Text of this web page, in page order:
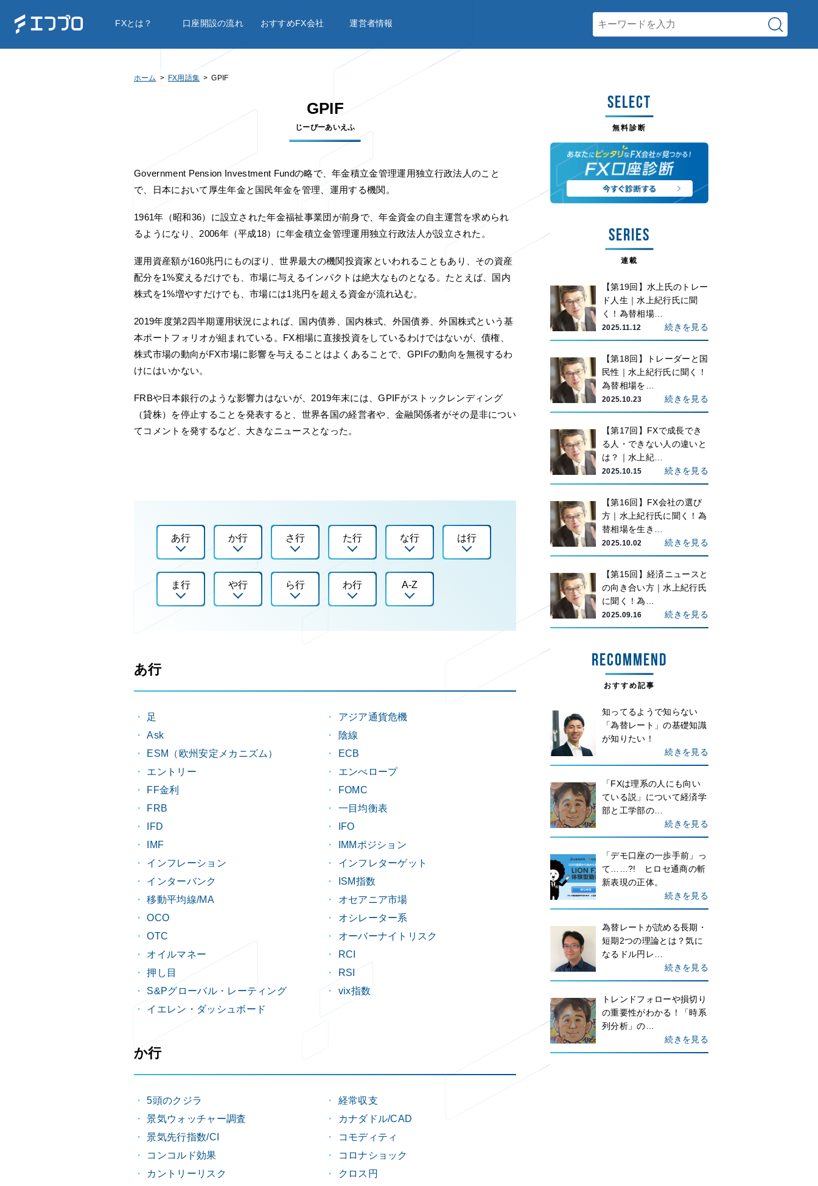
FXとは？ 口座開設の流れ おすすめFX会社 運営者情報
ホーム FX用語集 GPIF
GPIF
じーぴーあいえふ
Government Pension Investment Fundの略で、年金積立金管理運用独立行政法人のこと
で、日本において厚生年金と国民年金を管理、運用する機関。
1961年（昭和36）に設立された年金福祉事業団が前身で、年金資金の自主運営を求められ
るようになり、2006年（平成18）に年金積立金管理運用独立行政法人が設立された。
運用資産額が160兆円にものぼり、世界最大の機関投資家といわれることもあり、その資産
配分を1%変えるだけでも、市場に与えるインパクトは絶大なものとなる。たとえば、国内
株式を1%増やすだけでも、市場には1兆円を超える資金が流れ込む。
2019年度第2四半期運用状況によれば、国内債券、国内株式、外国債券、外国株式という基
本ポートフォリオが組まれている。FX相場に直接投資をしているわけではないが、債権、
株式市場の動向がFX市場に影響を与えることはよくあることで、GPIFの動向を無視するわ
けにはいかない。
FRBや日本銀行のような影響力はないが、2019年末には、GPIFがストックレンディング
（貸株）を停止することを発表すると、世界各国の経営者や、金融関係者がその是非につい
てコメントを発するなど、大きなニュースとなった。
あ行 か行 さ行 た行 な行 は行
ま行 や行 ら行 わ行 A-Z
あ行
足
アジア通貨危機
Ask
陰線
ESM（欧州安定メカニズム）
ECB
エントリー
エンべロープ
FF金利
FOMC
FRB
一目均衡表
IFD
IFO
IMF
IMMポジション
インフレーション
インフレターゲット
インターバンク
ISM指数
移動平均線/MA
オセアニア市場
OCO
オシレーター系
OTC
オーバーナイトリスク
オイルマネー
RCI
押し目
RSI
S&Pグローバル・レーティング
vix指数
イエレン・ダッシュボード
か行
5頭のクジラ
経常収支
景気ウォッチャー調査
カナダドル/CAD
景気先行指数/CI
コモディティ
コンコルド効果
コロナショック
カントリーリスク
クロス円
SELECT
無料診断
SERIES
連載
【第19回】水上氏のトレー
ド人生｜水上紀行氏に聞
く！為替相場…
2025.11.12 続きを見る
【第18回】トレーダーと国
民性｜水上紀行氏に聞く！
為替相場を…
2025.10.23 続きを見る
【第17回】FXで成長でき
る人・できない人の違いと
は？｜水上紀…
2025.10.15 続きを見る
【第16回】FX会社の選び
方｜水上紀行氏に聞く！為
替相場を生き…
2025.10.02 続きを見る
【第15回】経済ニュースと
の向き合い方｜水上紀行氏
に聞く！為…
2025.09.16 続きを見る
RECOMMEND
おすすめ記事
知ってるようで知らない
「為替レート」の基礎知識
が知りたい！
続きを見る
「FXは理系の人にも向い
ている説」について経済学
部と工学部の…
続きを見る
「デモ口座の一歩手前」っ
て……?! ヒロセ通商の斬
新表現の正体。
続きを見る
為替レートが読める長期・
短期2つの理論とは？気に
なるドル円レ…
続きを見る
トレンドフォローや損切り
の重要性がわかる！「時系
列分析」の…
続きを見る